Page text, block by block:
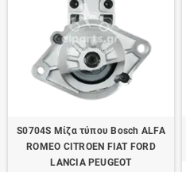
S0704S Μίζα τύπου Bosch ALFA
ROMEO CITROEN FIAT FORD
LANCIA PEUGEOT